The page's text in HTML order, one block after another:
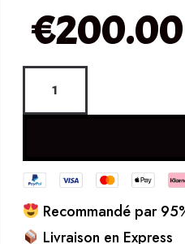
€200.00
Recommandé par
Livraison en Express